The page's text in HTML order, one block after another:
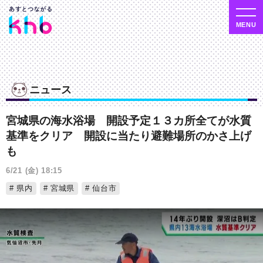
ニュース
宮城県の海水浴場 開設予定１３カ所全てが水質
基準をクリア 開設に当たり避難場所のかさ上げ
も
6/21 (金) 18:15
県内
宮城県 仙台市